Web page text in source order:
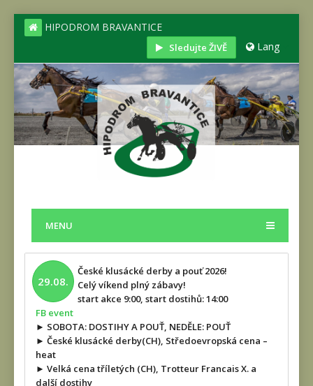
HIPODROM BRAVANTICE
Sledujte ŽIVĚ Lang
MENU
29.08.
České klusácké derby a pouť 2026!
Celý víkend plný zábavy!
start akce 9:00, start dostihů: 14:00
FB event
► SOBOTA: DOSTIHY A POUŤ, NEDĚLE: POUŤ
► České klusácké derby(CH), Středoevropská cena –
heat
► Velká cena tříletých (CH), Trotteur Francais X. a
další dostihy